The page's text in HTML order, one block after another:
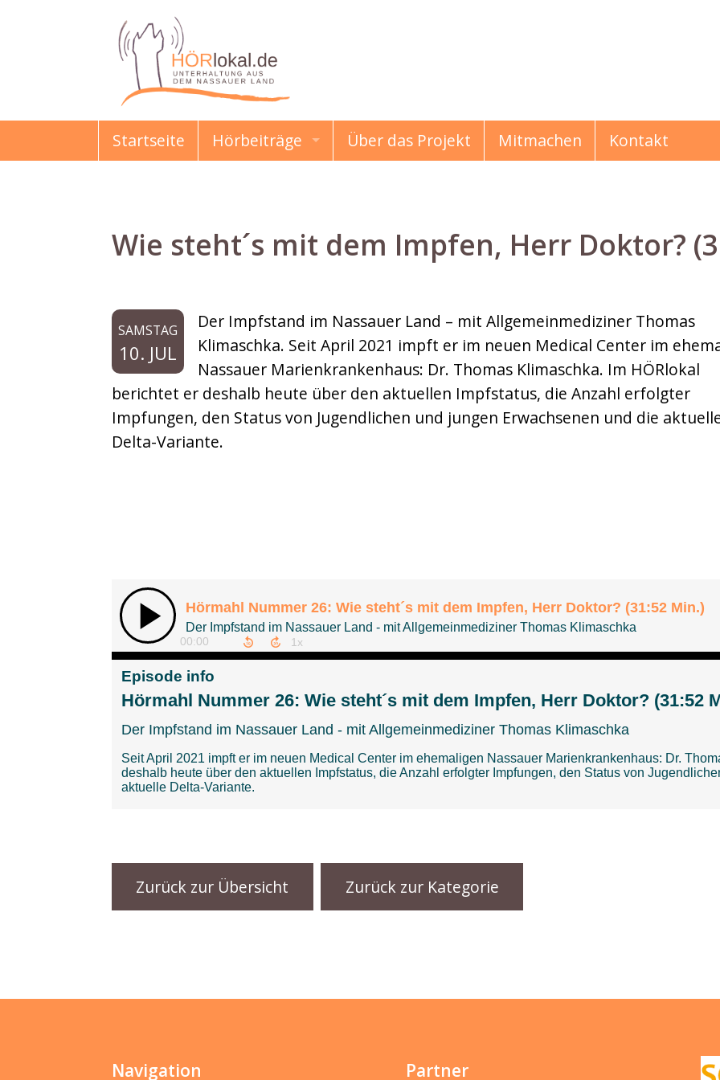
Startseite
Hörbeiträge
Damals & Heute
Kindermund
Musikbox
Sonderfolgen
Über das Projekt Mitmachen Kontakt
Wie steht´s mit dem Impfen, Herr Doktor?
SAMSTAG
10. JUL
Der Impfstand im Nassauer Land – mit Allgemeinmediziner Thomas
Klimaschka. Seit April 2021 impft er im neuen Medical Center im
Nassauer Marienkrankenhaus: Dr. Thomas Klimaschka. Im HÖRlokal
berichtet er deshalb heute über den aktuellen Impfstatus, die Anzahl erfolgter
Impfungen, den Status von Jugendlichen und jungen Erwachsenen und die
Delta-Variante.
Zurück zur Übersicht Zurück zur Kategorie
Navigation Partner